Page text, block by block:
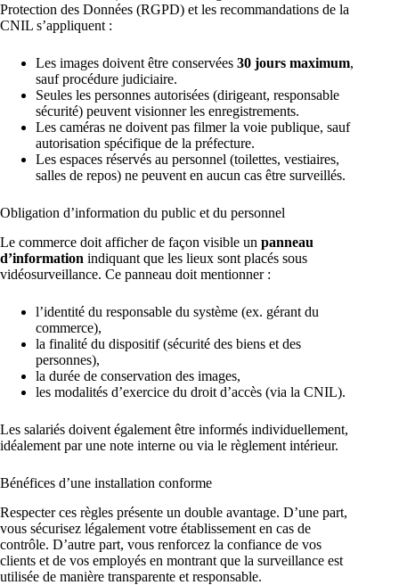
Protection des Données (RGPD) et les recommandations de la
CNIL s’appliquent :
Les images doivent être conservées 30 jours maximum,
sauf procédure judiciaire.
Seules les personnes autorisées (dirigeant, responsable
sécurité) peuvent visionner les enregistrements.
Les caméras ne doivent pas filmer la voie publique, sauf
autorisation spécifique de la préfecture.
Les espaces réservés au personnel (toilettes, vestiaires,
salles de repos) ne peuvent en aucun cas être surveillés.
Obligation d’information du public et du personnel
Le commerce doit afficher de façon visible un panneau
d’information indiquant que les lieux sont placés sous
vidéosurveillance. Ce panneau doit mentionner :
l’identité du responsable du système (ex. gérant du
commerce),
la finalité du dispositif (sécurité des biens et des
personnes),
la durée de conservation des images,
les modalités d’exercice du droit d’accès (via la CNIL).
Les salariés doivent également être informés individuellement,
idéalement par une note interne ou via le règlement intérieur.
Bénéfices d’une installation conforme
Respecter ces règles présente un double avantage. D’une part,
vous sécurisez légalement votre établissement en cas de
contrôle. D’autre part, vous renforcez la confiance de vos
clients et de vos employés en montrant que la surveillance est
utilisée de manière transparente et responsable.